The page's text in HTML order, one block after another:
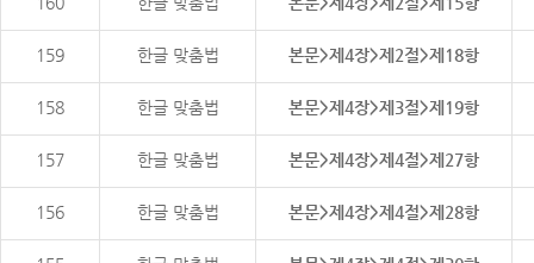
159 한글 맞춤법 본문>제4장>제2절>제18항
158 한글 맞춤법 본문>제4장>제3절>제19항
157 한글 맞춤법 본문>제4장>제4절>제27항
156 한글 맞춤법 본문>제4장>제4절>제28항